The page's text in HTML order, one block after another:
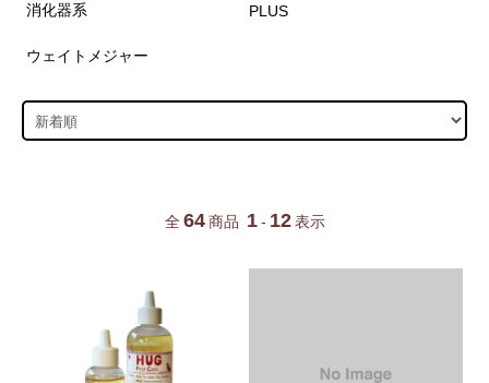
消化器系 PLUS
ウェイトメジャー
全 64 商品 1 - 12 表示